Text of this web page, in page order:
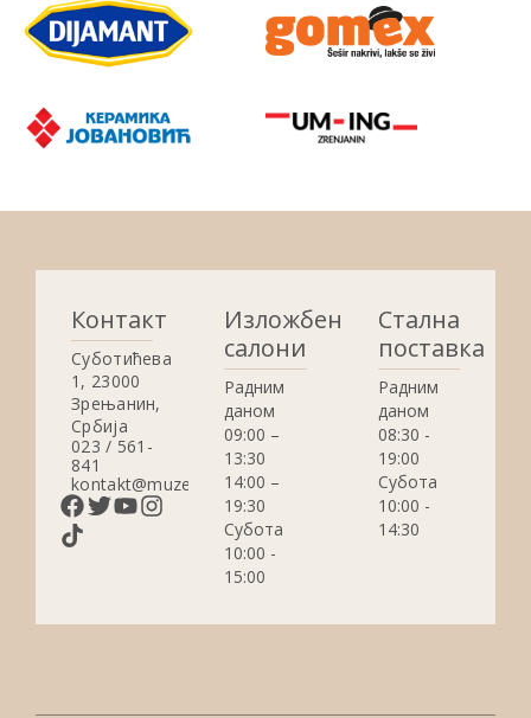
Контакт
Суботићева
1, 23000
Зрењанин,
Србија
023 / 561-
841
kontakt@muzejzrenjanin.org.rs
Изложбени
салони
Радним
даном
09:00 –
13:30
14:00 –
19:30
Субота
10:00 -
15:00
Стална
поставка
Радним
даном
08:30 -
19:00
Субота
10:00 -
14:30